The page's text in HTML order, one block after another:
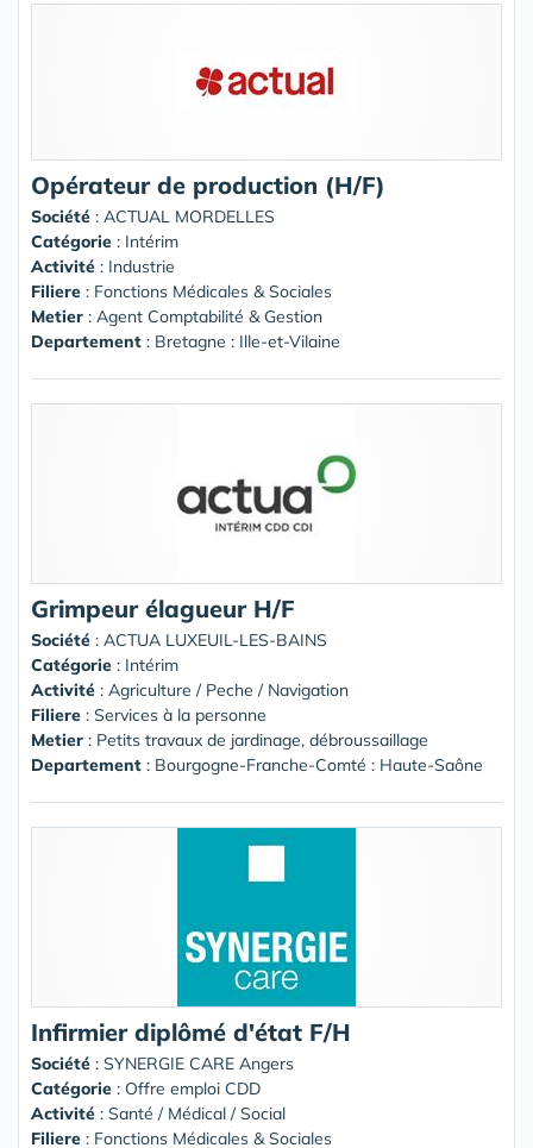
Opérateur de production (H/F)
Société : ACTUAL MORDELLES
Catégorie : Intérim
Activité : Industrie
Filiere : Fonctions Médicales & Sociales
Metier : Agent Comptabilité & Gestion
Departement : Bretagne : Ille-et-Vilaine
Grimpeur élagueur H/F
Société : ACTUA LUXEUIL-LES-BAINS
Catégorie : Intérim
Activité : Agriculture / Peche / Navigation
Filiere : Services à la personne
Metier : Petits travaux de jardinage, débroussaillage
Departement : Bourgogne-Franche-Comté : Haute-Saône
Infirmier diplômé d'état F/H
Société : SYNERGIE CARE Angers
Catégorie : Offre emploi CDD
Activité : Santé / Médical / Social
Filiere : Fonctions Médicales & Sociales